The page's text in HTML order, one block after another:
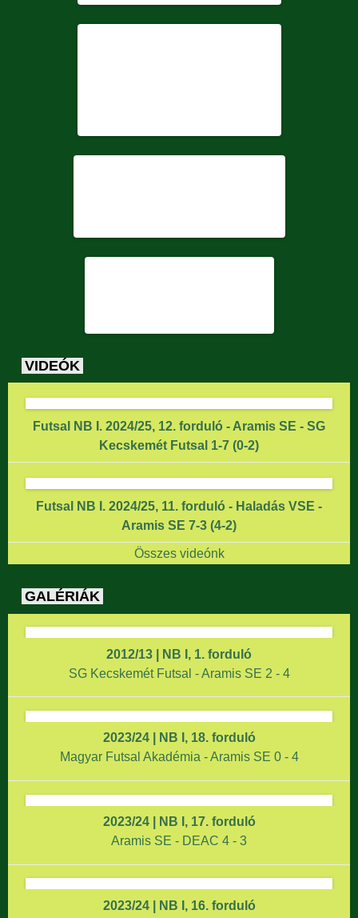
VIDEÓK
Futsal NB I. 2024/25, 12. forduló - Aramis SE - SG
Kecskemét Futsal 1-7 (0-2)
Futsal NB I. 2024/25, 11. forduló - Haladás VSE -
Aramis SE 7-3 (4-2)
Összes videónk
GALÉRIÁK
2012/13 | NB I, 1. forduló
SG Kecskemét Futsal - Aramis SE 2 - 4
2023/24 | NB I, 18. forduló
Magyar Futsal Akadémia - Aramis SE 0 - 4
2023/24 | NB I, 17. forduló
Aramis SE - DEAC 4 - 3
2023/24 | NB I, 16. forduló